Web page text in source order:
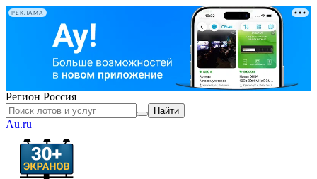
РЕКЛАМА
Регион Россия
Найти
Au.ru